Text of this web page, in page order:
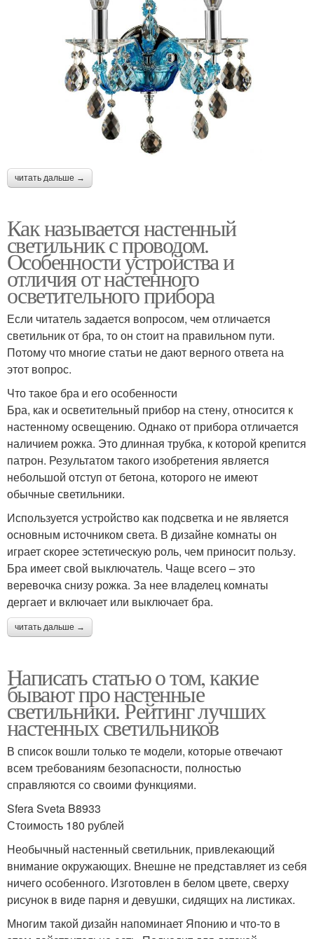
читать дальше →
Как называется настенный
светильник с проводом.
Особенности устройства и
отличия от настенного
осветительного прибора
Если читатель задается вопросом, чем отличается
светильник от бра, то он стоит на правильном пути.
Потому что многие статьи не дают верного ответа на
этот вопрос.
Что такое бра и его особенности
Бра, как и осветительный прибор на стену, относится к
настенному освещению. Однако от прибора отличается
наличием рожка. Это длинная трубка, к которой крепится
патрон. Результатом такого изобретения является
небольшой отступ от бетона, которого не имеют
обычные светильники.
Используется устройство как подсветка и не является
основным источником света. В дизайне комнаты он
играет скорее эстетическую роль, чем приносит пользу.
Бра имеет свой выключатель. Чаще всего – это
веревочка снизу рожка. За нее владелец комнаты
дергает и включает или выключает бра.
читать дальше →
Написать статью о том, какие
бывают про настенные
светильники. Рейтинг лучших
настенных светильников
В список вошли только те модели, которые отвечают
всем требованиям безопасности, полностью
справляются со своими функциями.
Sfera Sveta B8933
Стоимость 180 рублей
Необычный настенный светильник, привлекающий
внимание окружающих. Внешне не представляет из себя
ничего особенного. Изготовлен в белом цвете, сверху
рисунок в виде парня и девушки, сидящих на листиках.
Многим такой дизайн напоминает Японию и что-то в